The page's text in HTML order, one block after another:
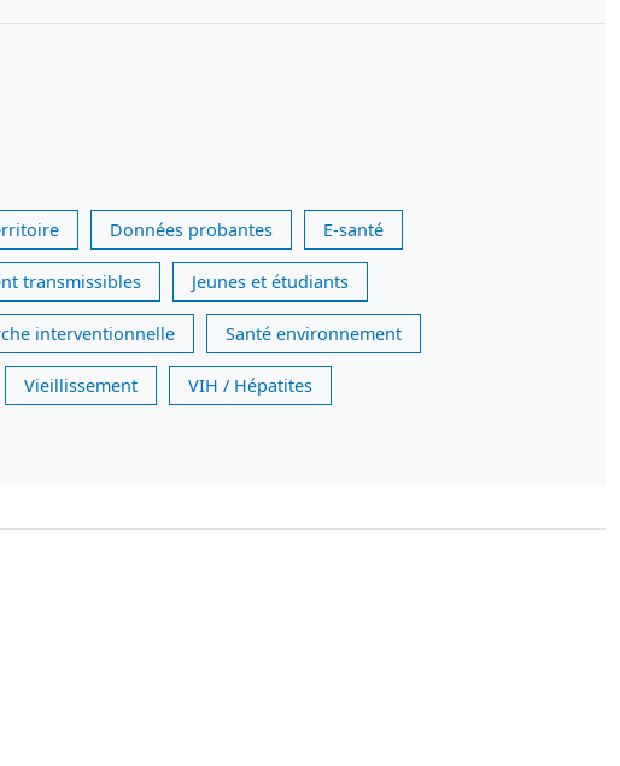
Données probantes E-santé
transmissibles Jeunes et étudiants
interventionnelle Santé environnement
Vieillissement VIH / Hépatites